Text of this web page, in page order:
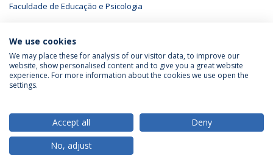
Faculdade de Educação e Psicologia
ÚLTIMAS NOTÍCIAS
Política de Privacidade
Termos & Condições
© 2026 Universidade Católica Portuguesa
We use cookies
We may place these for analysis of our visitor data, to improve our
website, show personalised content and to give you a great website
experience. For more information about the cookies we use open the
settings.
Accept all
Deny
No, adjust